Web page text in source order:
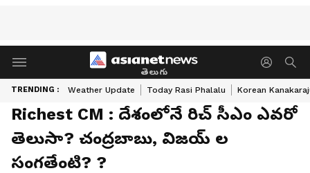
తెలుగు
TRENDING : Weather Update Today Rasi Phalalu Korean
Richest CM : దేశంలోనే రిచ్ సీఎం ఎవరో
తెలుసా? చంద్రబాబు, విజయ్‌ ల
సంగతేంటి? ?